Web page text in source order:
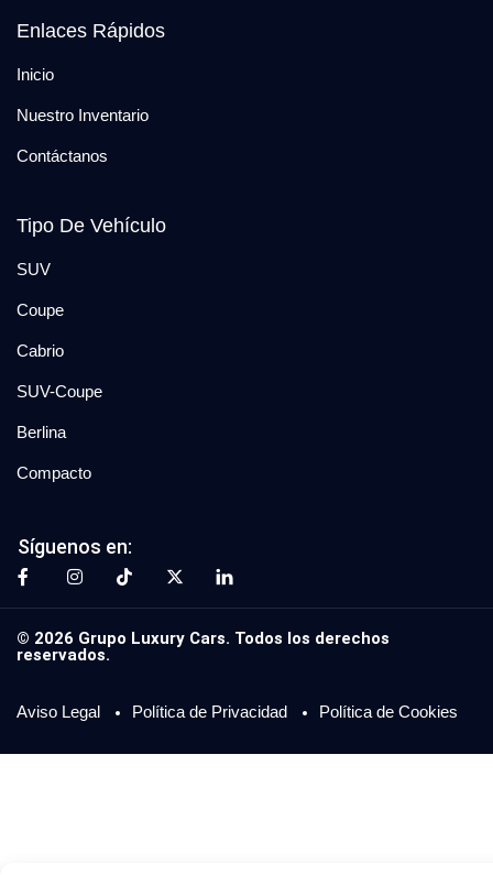
Enlaces Rápidos
Inicio
Nuestro Inventario
Contáctanos
Tipo De Vehículo
SUV
Coupe
Cabrio
SUV-Coupe
Berlina
Compacto
Síguenos en:
© 2026 Grupo Luxury Cars. Todos los derechos
reservados.
Aviso Legal Política de Privacidad Política de Cookies